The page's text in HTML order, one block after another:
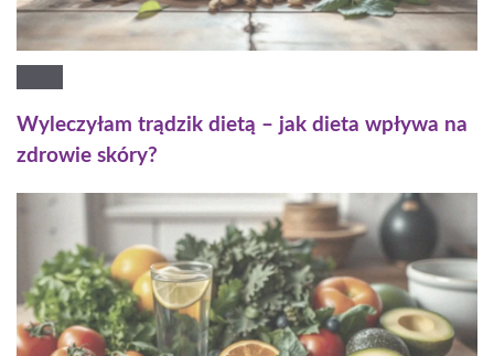
Wyleczyłam trądzik dietą – jak dieta wpływa na
zdrowie skóry?